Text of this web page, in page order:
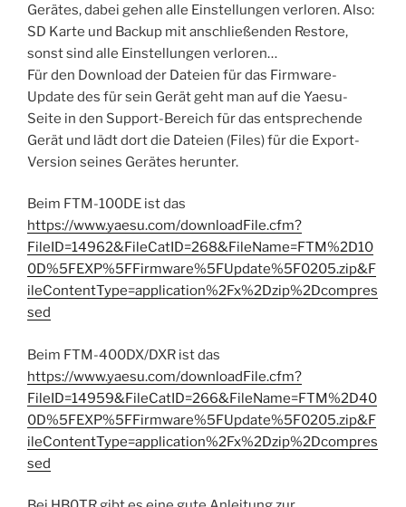
Gerätes, dabei gehen alle Einstellungen verloren. Also:
SD Karte und Backup mit anschließenden Restore,
sonst sind alle Einstellungen verloren…
Für den Download der Dateien für das Firmware-
Update des für sein Gerät geht man auf die Yaesu-
Seite in den Support-Bereich für das entsprechende
Gerät und lädt dort die Dateien (Files) für die Export-
Version seines Gerätes herunter.
Beim FTM-100DE ist das
https://www.yaesu.com/downloadFile.cfm?
FileID=14962&FileCatID=268&FileName=FTM%2D10
0D%5FEXP%5FFirmware%5FUpdate%5F0205.zip&F
ileContentType=application%2Fx%2Dzip%2Dcompres
sed
Beim FTM-400DX/DXR ist das
https://www.yaesu.com/downloadFile.cfm?
FileID=14959&FileCatID=266&FileName=FTM%2D40
0D%5FEXP%5FFirmware%5FUpdate%5F0205.zip&F
ileContentType=application%2Fx%2Dzip%2Dcompres
sed